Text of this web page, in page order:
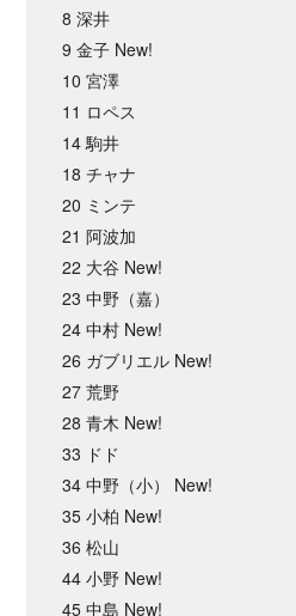
8 深井
9 金子 New!
10 宮澤
11 ロペス
14 駒井
18 チャナ
20 ミンテ
21 阿波加
22 大谷 New!
23 中野（嘉）
24 中村 New!
26 ガブリエル New!
27 荒野
28 青木 New!
33 ドド
34 中野（小） New!
35 小柏 New!
36 松山
44 小野 New!
45 中島 New!